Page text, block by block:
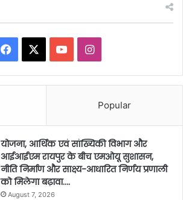
Facebook YouTubeInstagram
Popular
योजना, आर्थिक एवं सांख्यिकी विभाग और
आईआईएम रायपुर के बीच एमओयू सुशासन,
नीति निर्माण और साक्ष्य-आधारित निर्णय प्रणाली
को मिलेगा बढ़ावा….
August 7, 2026